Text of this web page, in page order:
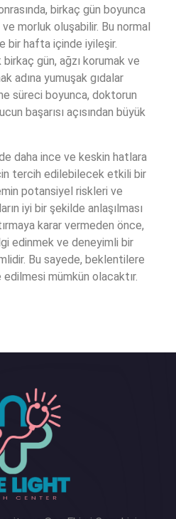
birkaç gün boyunca
morluk oluşabilir. Bu normal
bir hafta içinde iyileşir.
gün, ağzı korumak ve
adına yumuşak gıdalar
süreci boyunca, doktorun
başarısı açısından büyük
daha ince ve keskin hatlara
tercih edilebilecek etkili bir
potansiyel riskleri ve
iyi bir şekilde anlaşılması
karar vermeden önce,
edinmek ve deneyimli bir
Bu sayede, beklentilere
mümkün olacaktır.